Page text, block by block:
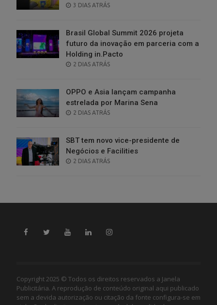
POSTED
3 DIAS ATRÁS
Brasil Global Summit 2026 projeta
futuro da inovação em parceria com a
Holding in.Pacto
POSTED
2 DIAS ATRÁS
OPPO e Asia lançam campanha
estrelada por Marina Sena
POSTED
2 DIAS ATRÁS
SBT tem novo vice-presidente de
Negócios e Facilities
POSTED
2 DIAS ATRÁS
Copyright 2025 © Todos os direitos reservados a Janela
Publicitária. A reprodução de conteúdo original aqui publicado
sem a devida autorização ou citação da fonte configura-se em